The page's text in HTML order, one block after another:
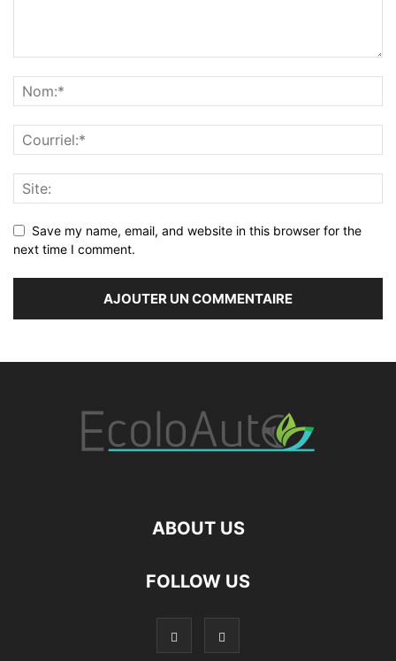
Save my name, email, and website in this browser for the
next time I comment.
ABOUT US
FOLLOW US